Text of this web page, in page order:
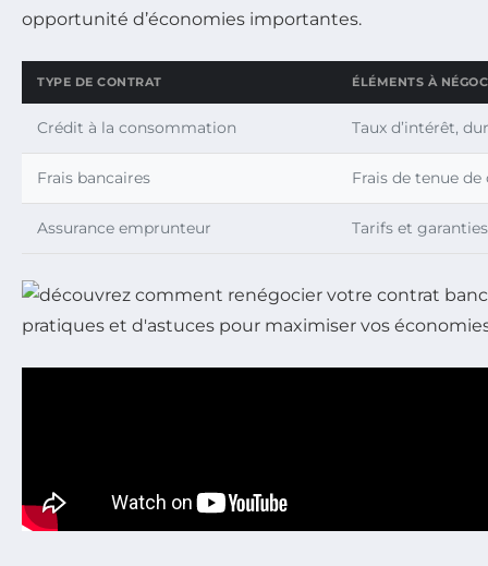
opportunité d’économies importantes.
TYPE DE CONTRAT ÉLÉMENTS À
Crédit à la consommation Taux d’intérêt,
Frais bancaires Frais de tenue
Assurance emprunteur Tarifs et garanties